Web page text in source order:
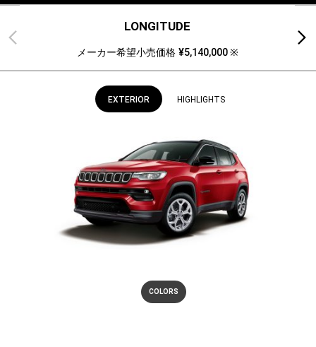
Previous
LONGITUDE
メーカー希望小売価格 ¥5,140,000​ ※
Next
EXTERIOR HIGHLIGHTS
COLORS